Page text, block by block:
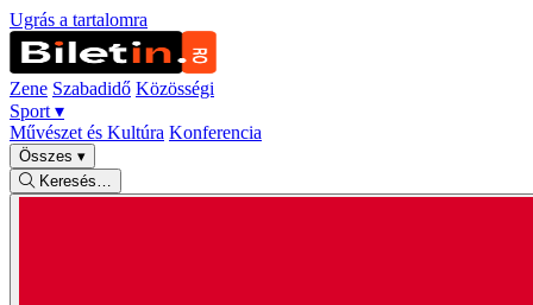
Ugrás a tartalomra
Zene Szabadidő Közösségi
Sport ▾
Művészet és Kultúra Konferencia
Összes ▾
Keresés…